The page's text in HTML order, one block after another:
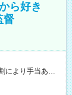
ら好き
督
プションあ
与の一部を受け